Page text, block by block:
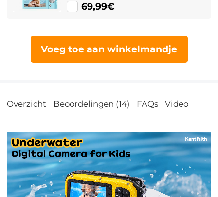
hemelblauw – voor kinderen van 4-15
69,99€
Voeg toe aan winkelmandje
Overzicht Beoordelingen (14) FAQs Video